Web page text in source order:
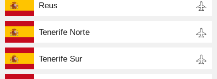
Reus
Tenerife Norte
Tenerife Sur